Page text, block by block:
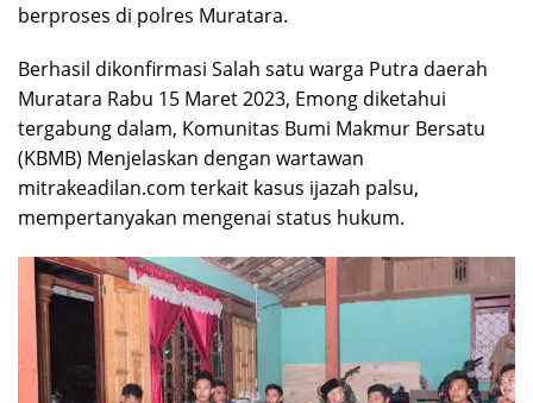
berproses di polres Muratara.
Berhasil dikonfirmasi Salah satu warga Putra daerah
Muratara Rabu 15 Maret 2023, Emong diketahui
tergabung dalam, Komunitas Bumi Makmur Bersatu
(KBMB) Menjelaskan dengan wartawan
mitrakeadilan.com terkait kasus ijazah palsu,
mempertanyakan mengenai status hukum.